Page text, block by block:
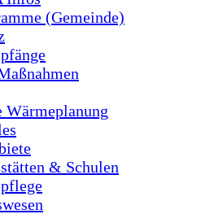
(Gemeinde)
Wärmeplanung
& Schulen